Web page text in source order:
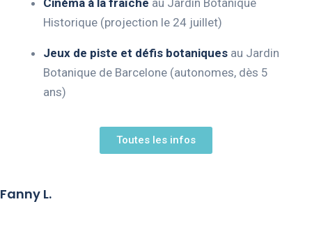
Historique (projection le 24 juillet)
Jeux de piste et défis botaniques au Jardin
Botanique de Barcelone (autonomes, dès 5
ans)
Toutes les infos
Fanny L.